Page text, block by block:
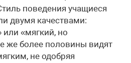
поведения учащиеся
двумя качествами:
или «мягкий, но
же более половины видят
не одобряя